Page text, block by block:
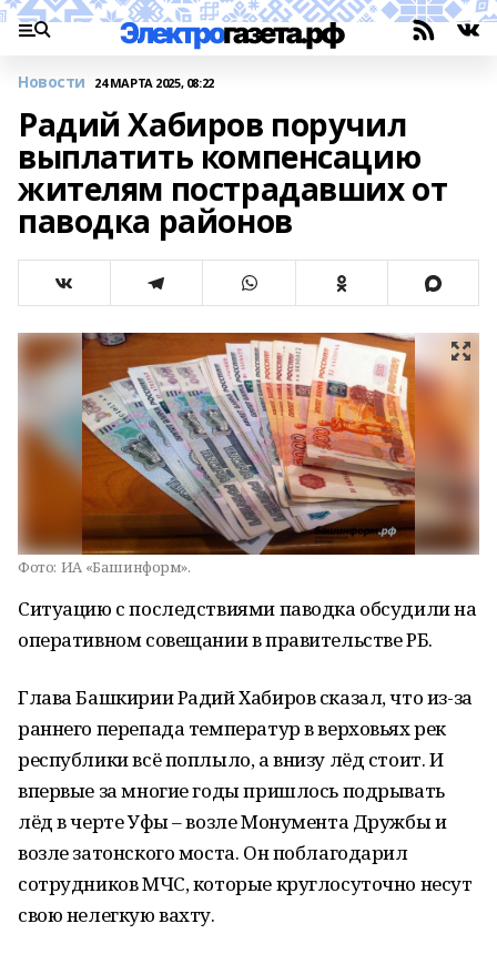
Новости 24 МАРТА 2025, 08:22
Радий Хабиров поручил
выплатить компенсацию
жителям пострадавших от
паводка районов
Фото: ИА «Башинформ».
Ситуацию с последствиями паводка обсудили на
оперативном совещании в правительстве РБ.
Глава Башкирии Радий Хабиров сказал, что из-за
раннего перепада температур в верховьях рек
республики всё поплыло, а внизу лёд стоит. И
впервые за многие годы пришлось подрывать
лёд в черте Уфы – возле Монумента Дружбы и
возле затонского моста. Он поблагодарил
сотрудников МЧС, которые круглосуточно несут
свою нелегкую вахту.